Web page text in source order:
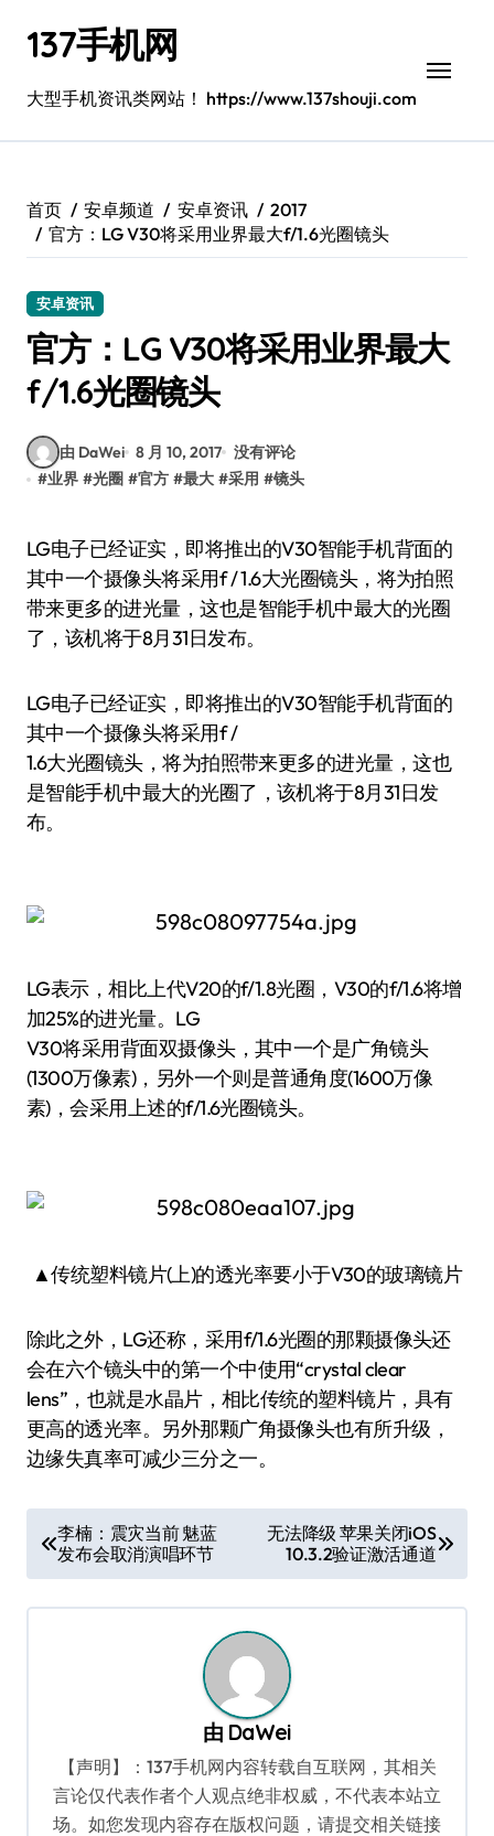
137手机网
大型手机资讯类网站！ https://www.137shouji.com
首页 安卓频道 安卓资讯
2017
官方：LG V30将采用业界最大f/1.6光圈镜头
安卓资讯
官方：LG V30将采用业界最大
f/1.6光圈镜头
由 DaWei 8 月 10, 2017 没有评论
#业界 #光圈 #官方 #最大 #采用 #镜头
LG电子已经证实，即将推出的V30智能手机背面的
其中一个摄像头将采用f / 1.6大光圈镜头，将为拍照
带来更多的进光量，这也是智能手机中最大的光圈
了，该机将于8月31日发布。
LG电子已经证实，即将推出的V30智能手机背面的
其中一个摄像头将采用f /
1.6大光圈镜头，将为拍照带来更多的进光量，这也
是智能手机中最大的光圈了，该机将于8月31日发
布。
LG表示，相比上代V20的f/1.8光圈，V30的f/1.6将增
加25%的进光量。LG
V30将采用背面双摄像头，其中一个是广角镜头
(1300万像素)，另外一个则是普通角度(1600万像
素)，会采用上述的f/1.6光圈镜头。
▲传统塑料镜片(上)的透光率要小于V30的玻璃镜片
除此之外，LG还称，采用f/1.6光圈的那颗摄像头还
会在六个镜头中的第一个中使用“crystal clear
lens”，也就是水晶片，相比传统的塑料镜片，具有
更高的透光率。另外那颗广角摄像头也有所升级，
边缘失真率可减少三分之一。
章
导
李楠：震灾当前 魅蓝
发布会取消演唱环节
无法降级 苹果关闭iOS
10.3.2验证激活通道
由 DaWei
【声明】：137手机网内容转载自互联网，其相关
言论仅代表作者个人观点绝非权威，不代表本站立
场。如您发现内容存在版权问题，请提交相关链接